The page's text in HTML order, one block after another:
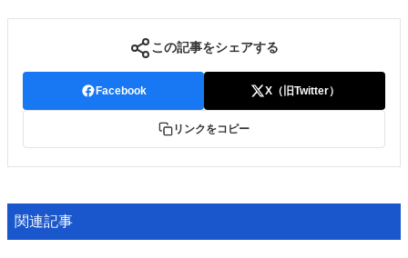
この記事をシェアする
Facebook X（旧Twitter）
リンクをコピー
関連記事